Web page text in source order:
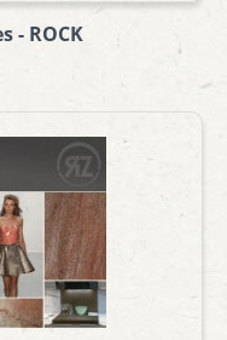
- ROCK